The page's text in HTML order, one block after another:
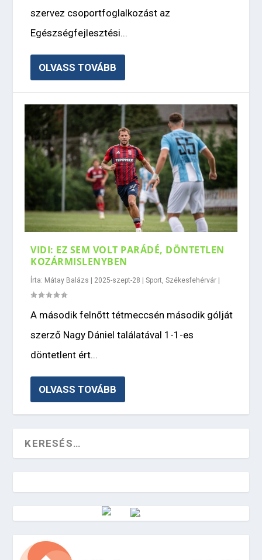
szervez csoportfoglalkozást az
Egészségfejlesztési...
OLVASS TOVÁBB
VIDI: EZ SEM VOLT PARÁDÉ, DÖNTETLEN
KOZÁRMISLENYBEN
Írta: Mátay Balázs 2025-szept-28 |Sport,Székesfehérvár
A második felnőtt tétmeccsén második gólját
szerző Nagy Dániel találatával 1-1-es
döntetlent ért...
OLVASS TOVÁBB
Vörösmarty Rádió